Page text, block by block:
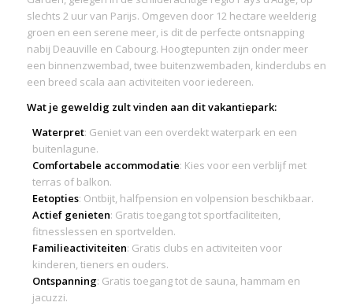
slechts 2 uur van Parijs. Omgeven door 12 hectare weelderig
groen en een serene meer, is dit de perfecte ontsnapping
nabij Deauville en Cabourg. Hoogtepunten zijn onder meer
een binnenzwembad, twee buitenzwembaden, kinderclubs en
een breed scala aan activiteiten voor iedereen.
Wat je geweldig zult vinden aan dit vakantiepark:
Waterpret: Geniet van een overdekt waterpark en een
buitenlagune.
Comfortabele accommodatie: Kies voor een verblijf met
terras of balkon.
Eetopties: Ontbijt, halfpension en volpension beschikbaar.
Actief genieten: Gratis toegang tot sportfaciliteiten,
fitnesslessen en sportvelden.
Familieactiviteiten: Gratis clubs en activiteiten voor
kinderen, tieners en ouders.
Ontspanning: Gratis toegang tot de sauna, hammam en
jacuzzi.